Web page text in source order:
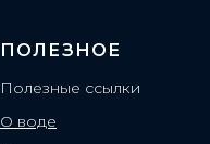
ПОЛЕЗНОЕ
Полезные ссылки
О воде